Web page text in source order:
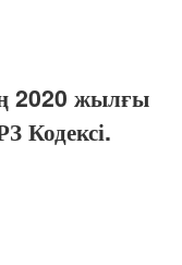
2020 жылғы
Кодексі.